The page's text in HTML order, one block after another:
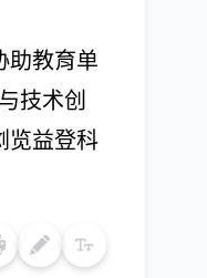
助教育单
技术创
览益登科